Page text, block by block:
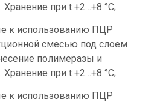
Хранение при t +2…+8 °С;
к использованию ПЦР
смесью под слоем
полимеразы и
Хранение при t +2…+8 °С;
к использованию ПЦР